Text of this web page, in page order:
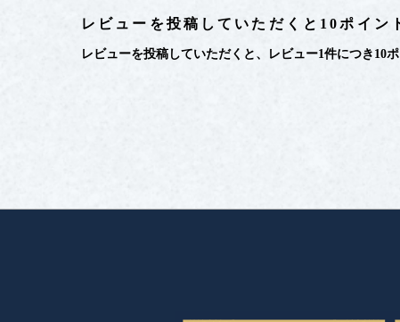
レビューを投稿していただくと10ポイン
レビューを投稿していただくと、レビュー1件につき10